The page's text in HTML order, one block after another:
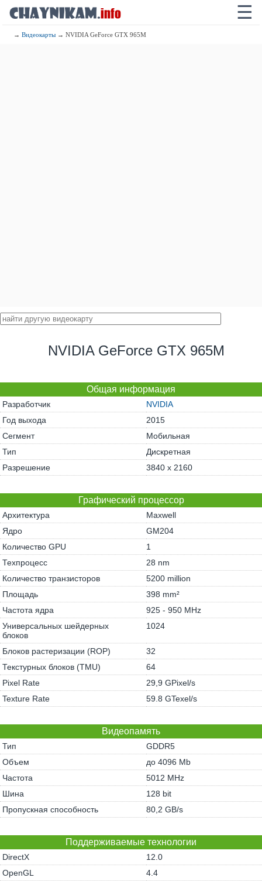
☰
→Видеокарты → NVIDIA GeForce GTX 965M
NVIDIA GeForce GTX 965M
Общая информация
Разработчик
NVIDIA
Год выхода
2015
Сегмент
Мобильная
Тип
Дискретная
Разрешение
3840 x 2160
Графический процессор
Архитектура
Maxwell
Ядро
GM204
Количество GPU
1
Техпроцесс
28 nm
Количество транзисторов
5200 million
Площадь
398 mm²
Частота ядра
925 - 950 MHz
Универсальных шейдерных
блоков
1024
Блоков растеризации (ROP)
32
Текстурных блоков (TMU)
64
Pixel Rate
29,9 GPixel/s
Texture Rate
59.8 GTexel/s
Видеопамять
Тип
GDDR5
Объем
до 4096 Mb
Частота
5012 MHz
Шина
128 bit
Пропускная способность
80,2 GB/s
Поддерживаемые технологии
DirectX
12.0
OpenGL
4.4